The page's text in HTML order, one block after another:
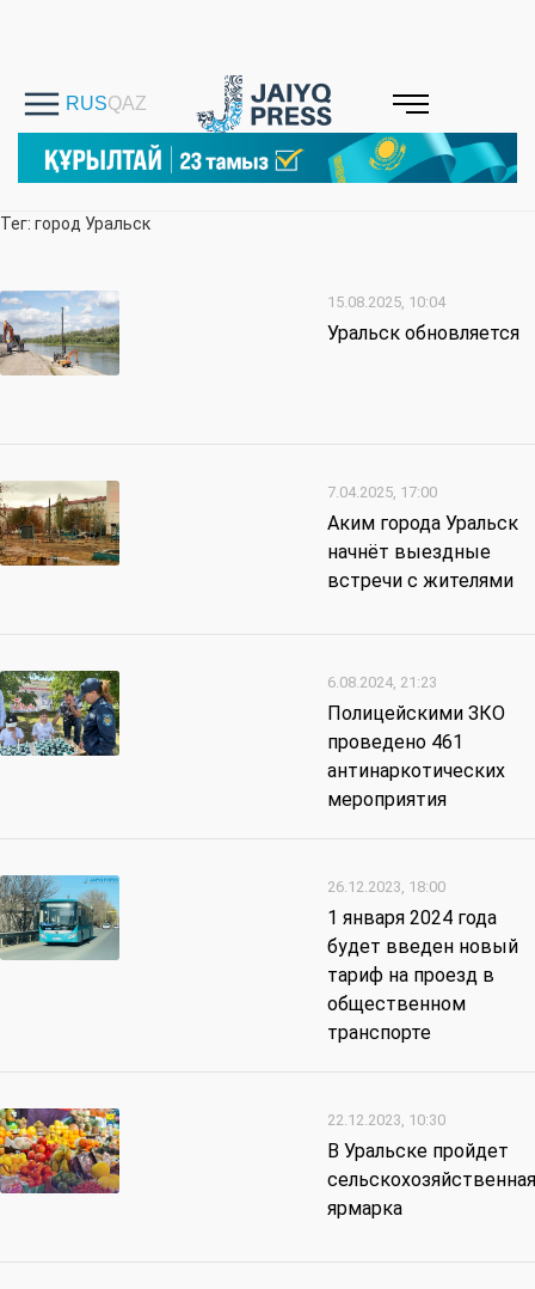
Тег: город Уральск
15.08.2025, 10:04
Уральск обновляется
7.04.2025, 17:00
Аким города Уральск
начнёт выездные
встречи с жителями
6.08.2024, 21:23
Полицейскими ЗКО
проведено 461
антинаркотических
мероприятия
26.12.2023, 18:00
1 января 2024 года
будет введен новый
тариф на проезд в
общественном
транспорте
22.12.2023, 10:30
В Уральске пройдет
сельскохозяйственная
ярмарка